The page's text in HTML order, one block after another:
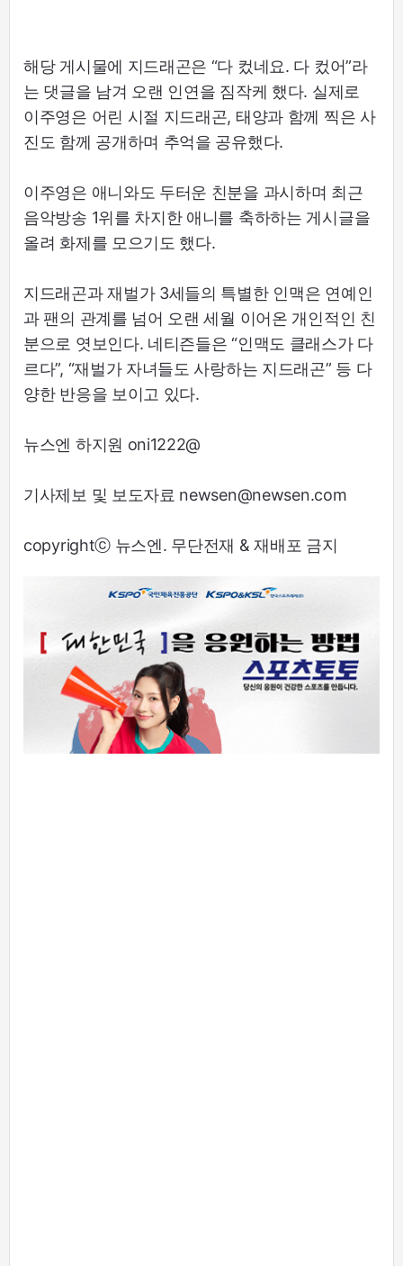
해당 게시물에 지드래곤은 “다 컸네요. 다 컸어”라
는 댓글을 남겨 오랜 인연을 짐작케 했다. 실제로
이주영은 어린 시절 지드래곤, 태양과 함께 찍은 사
진도 함께 공개하며 추억을 공유했다.
이주영은 애니와도 두터운 친분을 과시하며 최근
음악방송 1위를 차지한 애니를 축하하는 게시글을
올려 화제를 모으기도 했다.
지드래곤과 재벌가 3세들의 특별한 인맥은 연예인
과 팬의 관계를 넘어 오랜 세월 이어온 개인적인 친
분으로 엿보인다. 네티즌들은 “인맥도 클래스가 다
르다”, “재벌가 자녀들도 사랑하는 지드래곤” 등 다
양한 반응을 보이고 있다.
뉴스엔 하지원 oni1222@
기사제보 및 보도자료 newsen@newsen.com
copyrightⓒ 뉴스엔. 무단전재 & 재배포 금지